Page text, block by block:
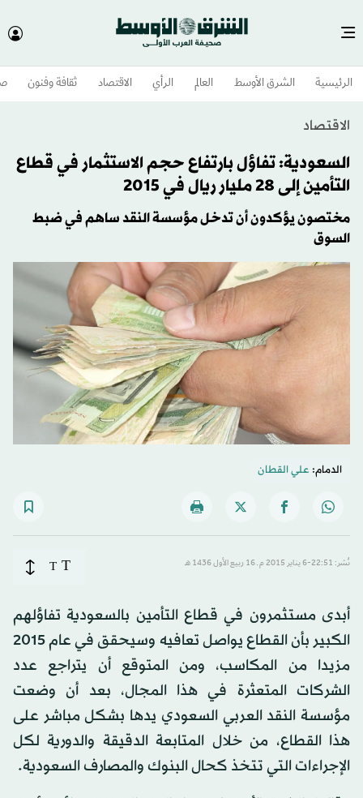
الرئيسية الشرق الأوسط​ العالم الرأي الاقتصاد ثقافة وفنون
الاقتصاد
السعودية: تفاؤل بارتفاع حجم الاستثمار في قطاع
التأمين إلى 28 مليار ريال في 2015
مختصون يؤكدون أن تدخل مؤسسة النقد ساهم في ضبط
السوق
الدمام: علي القطان
نُشر: 22:51-6 يناير 2015 م ـ 16 ربيع الأول 1436 هـ T
T
أبدى مستثمرون في قطاع التأمين بالسعودية تفاؤلهم
الكبير بأن القطاع يواصل تعافيه وسيحقق في عام 2015
مزيدا من المكاسب، ومن المتوقع أن يتراجع عدد
الشركات المتعثرة في هذا المجال، بعد أن وضعت
مؤسسة النقد العربي السعودي يدها بشكل مباشر على
هذا القطاع، من خلال المتابعة الدقيقة والدورية لكل
الإجراءات التي تتخذ كحال البنوك والمصارف السعودية.